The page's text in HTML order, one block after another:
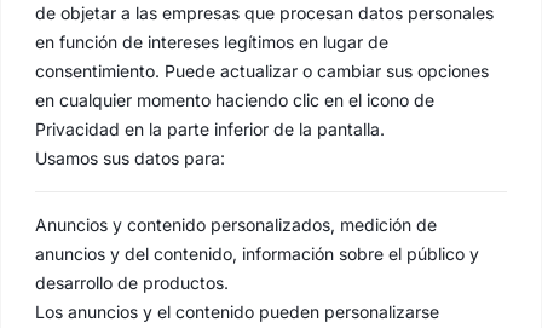
de objetar a las empresas que procesan datos personales
en función de intereses legítimos en lugar de
consentimiento. Puede actualizar o cambiar sus opciones
en cualquier momento haciendo clic en el icono de
Privacidad en la parte inferior de la pantalla.
Usamos sus datos para:
Anuncios y contenido personalizados, medición de
anuncios y del contenido, información sobre el público y
desarrollo de productos.
Los anuncios y el contenido pueden personalizarse